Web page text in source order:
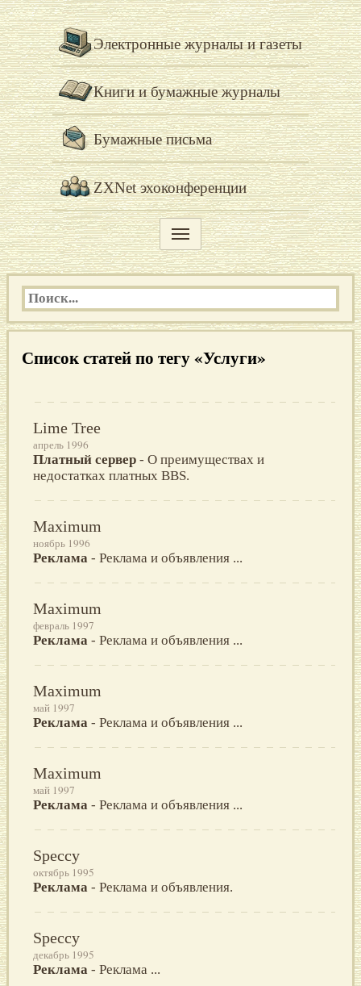
Электронные журналы и газеты
Книги и бумажные журналы
Бумажные письма
ZXNet эхоконференции
Список статей по тегу «Услуги»
Lime Tree
апрель 1996
Платный сервер - О преимуществах и
недостатках платных BBS.
Maximum
ноябрь 1996
Реклама - Реклама и объявления ...
Maximum
февраль 1997
Реклама - Реклама и объявления ...
Maximum
май 1997
Реклама - Реклама и объявления ...
Maximum
май 1997
Реклама - Реклама и объявления ...
Speccy
октябрь 1995
Реклама - Реклама и объявления.
Speccy
декабрь 1995
Реклама - Реклама ...